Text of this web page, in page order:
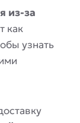
из-за
как
узнать